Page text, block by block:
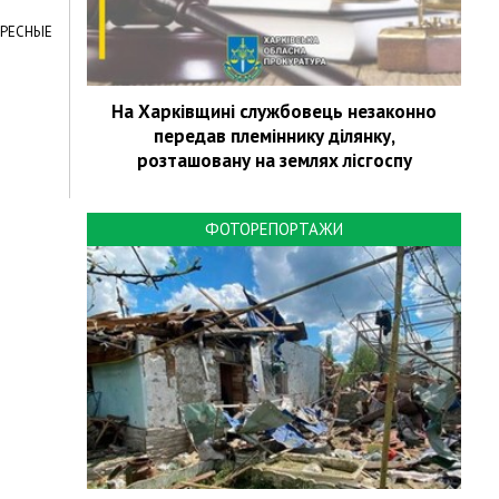
На Харківщині службовець незаконно
передав племіннику ділянку,
розташовану на землях лісгоспу
ФОТОРЕПОРТАЖИ